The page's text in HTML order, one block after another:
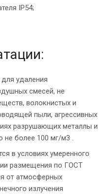
IP54;
удаления
смесей, не
волокнистых и
пыли, агрессивных
разрушающих металлы и
не более 100 мг/м3 .
в условиях умеренного
размещения по ГОСТ
от атмосферных
излучения